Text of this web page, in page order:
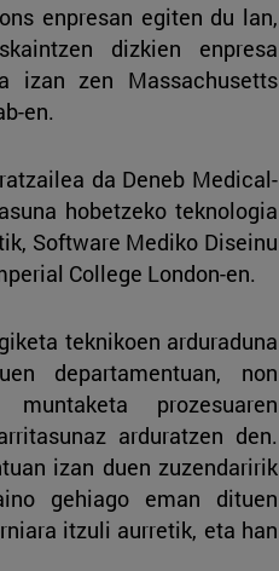
enpresan egiten du lan,
dizkien enpresa
izan zen Massachusetts
en.
da Deneb Medical-
hobetzeko teknologia
Software Mediko Diseinu
College London-en.
teknikoen arduraduna
departamentuan, non
prozesuaren
arduratzen den.
izan duen zuzendaririk
gehiago eman dituen
itzuli aurretik, eta han